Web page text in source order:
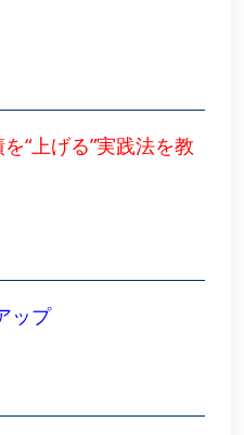
“上げる”実践法を教
ップ